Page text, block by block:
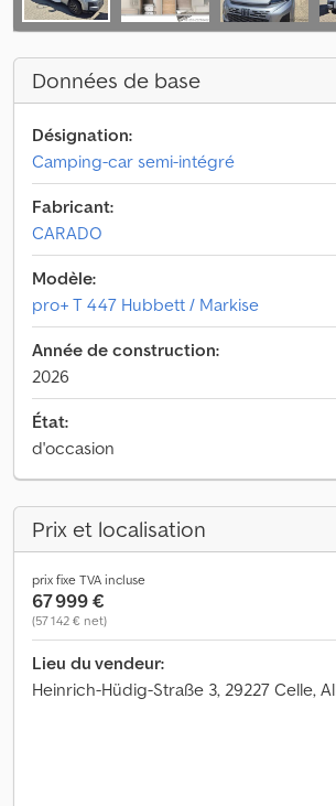
Données de base
Désignation:
Camping-car semi-intégré
Fabricant:
CARADO
Modèle:
pro+ T 447 Hubbett / Markise
Année de construction:
2026
État:
d'occasion
Prix et localisation
prix fixe TVA incluse
67 999 €
(57 142 € net)
Lieu du vendeur:
Heinrich-Hüdig-Straße 3, 29227 Celle,